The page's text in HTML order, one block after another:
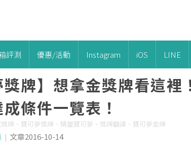
評測 優惠/活動 Instagram iOS LINE
獎牌】想拿金獎牌看這
條件一覽表！
牌、寶可夢獎牌、精靈寶可夢、獎牌翻譯、寶可夢金牌
| 文章2016-10-14